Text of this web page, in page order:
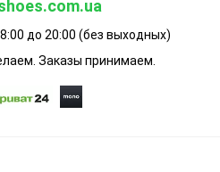
до 20:00 (без выходных)
Заказы принимаем.